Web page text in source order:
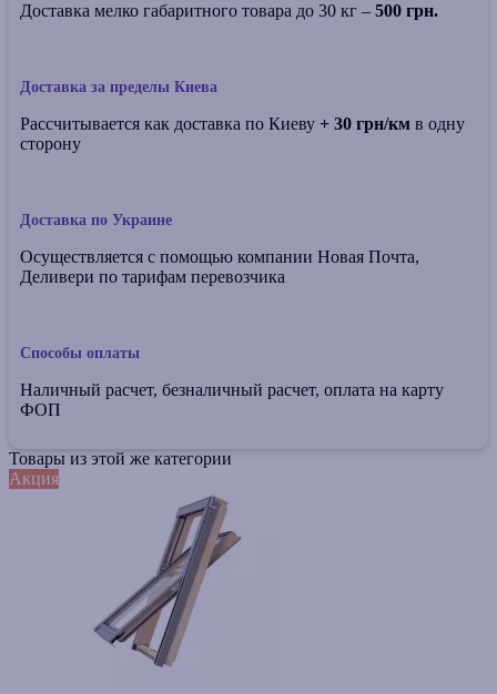
Доставка мелко габаритного товара до 30 кг – 500 грн.
Доставка за пределы Киева
Рассчитывается как доставка по Киеву + 30 грн/км в одну
сторону
Доставка по Украине
Осуществляется с помощью компании Новая Почта,
Деливери по тарифам перевозчика
Способы оплаты
Наличный расчет, безналичный расчет, оплата на карту
ФОП
Товары из этой же категории
Акция